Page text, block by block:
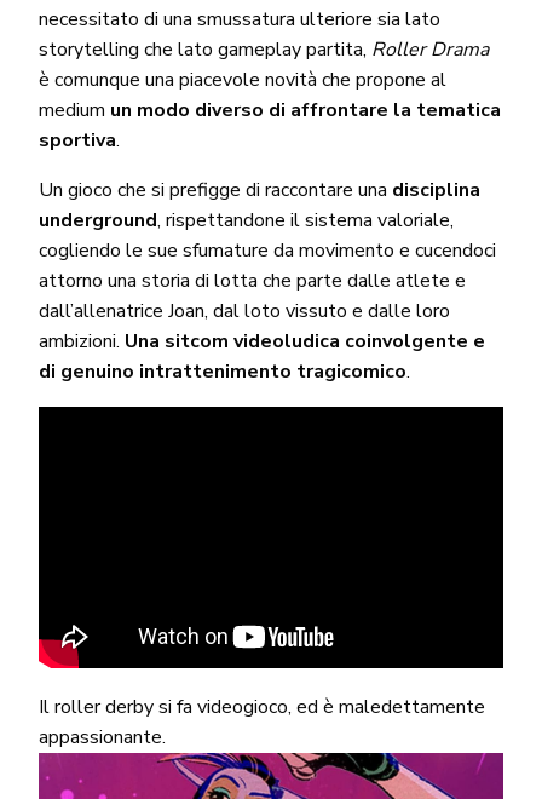
necessitato di una smussatura ulteriore sia lato
storytelling che lato gameplay partita, Roller Drama
è comunque una piacevole novità che propone al
medium un modo diverso di affrontare la tematica
sportiva.
Un gioco che si prefigge di raccontare una disciplina
underground, rispettandone il sistema valoriale,
cogliendo le sue sfumature da movimento e cucendoci
attorno una storia di lotta che parte dalle atlete e
dall’allenatrice Joan, dal loto vissuto e dalle loro
ambizioni. Una sitcom videoludica coinvolgente e
di genuino intrattenimento tragicomico.
Il roller derby si fa videogioco, ed è maledettamente
appassionante.